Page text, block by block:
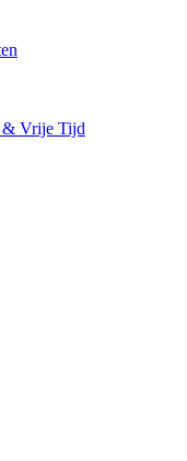
Vrije Tijd